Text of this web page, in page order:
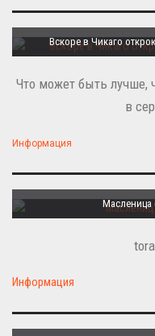
Вскоре в Чикаго
Что может быть лучше,
в
Информация
Масленица
Информация